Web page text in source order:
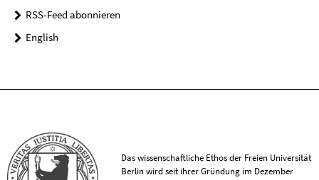
RSS-Feed abonnieren
English
Das wissenschaftliche Ethos der Freien Universität
Berlin wird seit ihrer Gründung im Dezember